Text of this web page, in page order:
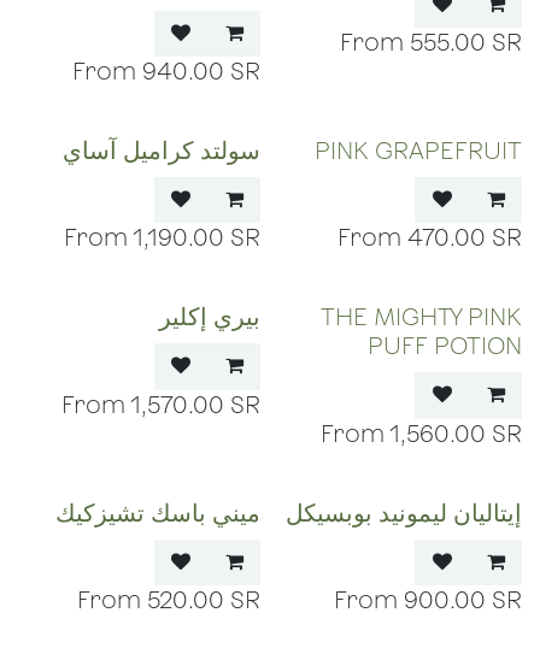
555.00 SR
940.00 SR
PINK GRAPEFRUIT
470.00 SR
سولتد كراميل آساي
1,190.00 SR
THE MIGHTY PINK
PUFF POTION
1,560.00 SR
بيري إكلير
1,570.00 SR
إيتاليان ليمونيد بوبسيكل
900.00 SR
ميني باسك تشيزكيك
520.00 SR